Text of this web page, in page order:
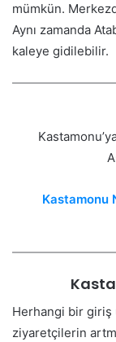
mümkün.
Aynı zamanda
kaleye gidilebilir.
Kastamonu
Herhangi bir giriş
ziyaretçilerin